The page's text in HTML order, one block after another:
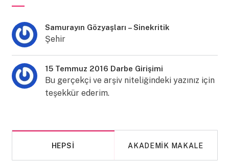
Samurayın Gözyaşları – Sinekritik
Şehir
15 Temmuz 2016 Darbe Girişimi
Bu gerçekçi ve arşiv niteliğindeki yazınız için
teşekkür ederim.
HEPSI AKADEMIK MAKALE